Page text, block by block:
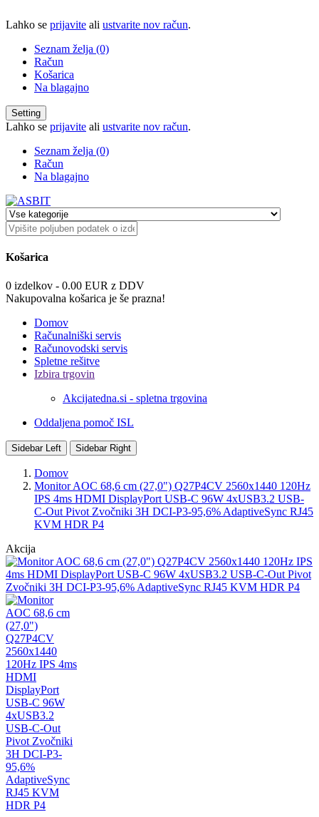
Lahko se prijavite ali ustvarite nov račun.
Seznam želja (0)
Račun
Košarica
Na blagajno
Setting
Lahko se prijavite ali ustvarite nov račun.
Seznam želja (0)
Račun
Na blagajno
Košarica
0 izdelkov - 0.00 EUR z DDV
Nakupovalna košarica je še prazna!
Domov
Računalniški servis
Računovodski servis
Spletne rešitve
Izbira trgovin
Akcijatedna.si - spletna trgovina
Oddaljena pomoč ISL
Sidebar Left Sidebar Right
Domov
Monitor AOC 68,6 cm (27,0") Q27P4CV 2560x1440 120Hz
IPS 4ms HDMI DisplayPort USB-C 96W 4xUSB3.2 USB-
C-Out Pivot Zvočniki 3H DCI-P3-95,6% AdaptiveSync RJ45
KVM HDR P4
Akcija